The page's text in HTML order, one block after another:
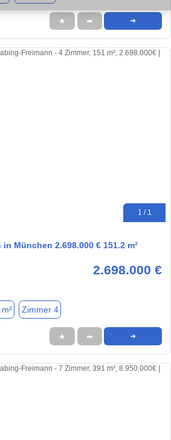
★ ➦ ➜
1 / 1
München 2.698.000 € 151.2 m²
2.698.000 €
Zimmer 4
★ ➦ ➜